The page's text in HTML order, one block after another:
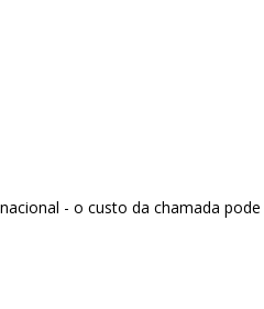
- o custo da chamada